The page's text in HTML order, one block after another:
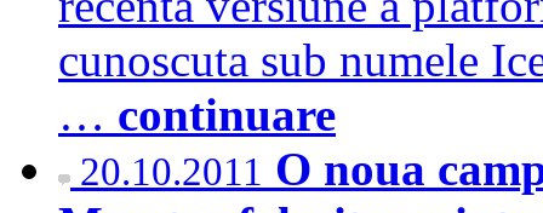
cunoscuta sub numele
… continuare
20.10.2011 O noua